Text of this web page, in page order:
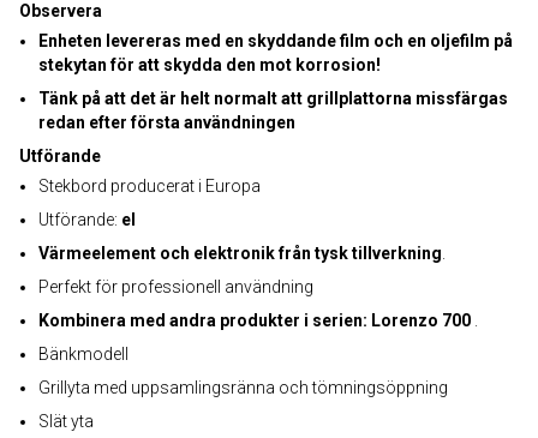
Observera
Enheten levereras med en skyddande film och en oljefilm på
stekytan för att skydda den mot korrosion!
Tänk på att det är helt normalt att grillplattorna missfärgas
redan efter första användningen
Utförande
Stekbord producerat i Europa
Utförande: el
Värmeelement och elektronik från tysk tillverkning
Perfekt för professionell användning
Kombinera med andra produkter i serien: Lorenzo 700
Bänkmodell
Grillyta med uppsamlingsränna och tömningsöppning
Slät yta